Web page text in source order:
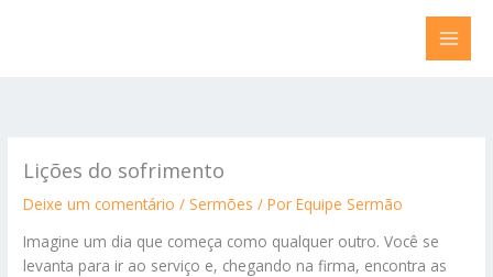
Lições do sofrimento
Deixe um comentário /Sermões / PorEquipe Sermão
Imagine um dia que começa como qualquer outro. Você se
levanta para ir ao serviço e, chegando na firma, encontra as